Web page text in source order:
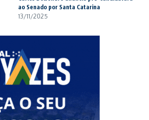
ao Senado por Santa Catarina
13/11/2025